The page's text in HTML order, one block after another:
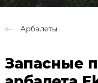
Арбалеты
Запасные